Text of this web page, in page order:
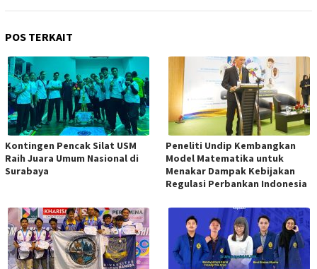
POS TERKAIT
Kontingen Pencak Silat USM
Raih Juara Umum Nasional di
Surabaya
Peneliti Undip Kembangkan
Model Matematika untuk
Menakar Dampak Kebijakan
Regulasi Perbankan Indonesia